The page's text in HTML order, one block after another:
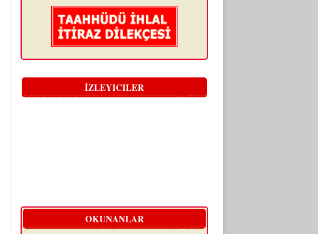
İZLEYICILER
OKUNANLAR